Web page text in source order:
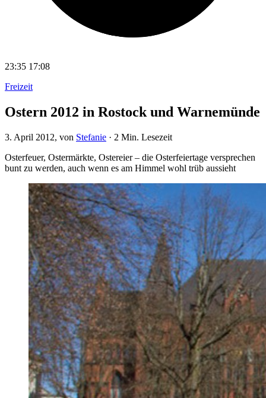
23:35 17:08
Freizeit
Ostern 2012 in Rostock und Warnemünde
3. April 2012, von Stefanie · 2 Min. Lesezeit
Osterfeuer, Ostermärkte, Ostereier – die Osterfeiertage versprechen
bunt zu werden, auch wenn es am Himmel wohl trüb aussieht